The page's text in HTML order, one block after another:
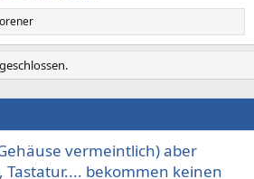
vermeintlich) aber
Tastatur.... bekommen keinen